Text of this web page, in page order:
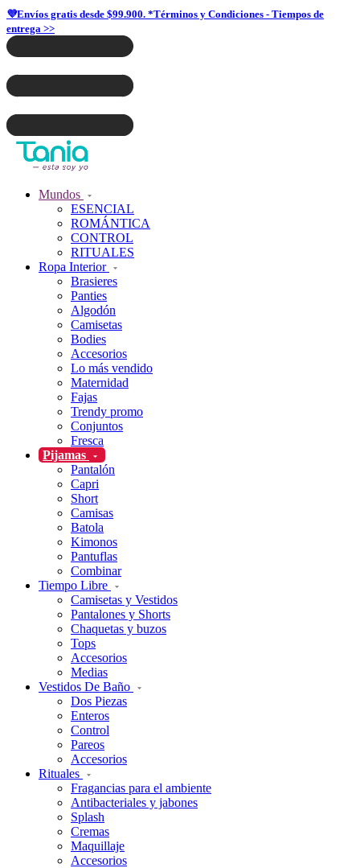
💜Envíos gratis desde $99.900. *Términos y Condiciones - Tiempos de
entrega >>
Mundos
ESENCIAL
ROMÁNTICA
CONTROL
RITUALES
Ropa Interior
Brasieres
Panties
Algodón
Camisetas
Bodies
Accesorios
Lo más vendido
Maternidad
Fajas
Trendy promo
Conjuntos
Fresca
Pijamas
Pantalón
Capri
Short
Camisas
Batola
Kimonos
Pantuflas
Combinar
Tiempo Libre
Camisetas y Vestidos
Pantalones y Shorts
Chaquetas y buzos
Tops
Accesorios
Medias
Vestidos De Baño
Dos Piezas
Enteros
Control
Pareos
Accesorios
Rituales
Fragancias para el ambiente
Antibacteriales y jabones
Splash
Cremas
Maquillaje
Accesorios